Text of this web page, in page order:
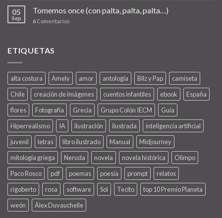
05
Sep
Tomemos once (con palta, palta, palta…)
6 Comentarios
ETIQUETAS
alta costura Amely amor antología Bilz y Pap
camiseta
Chile
creación de imágenes cuentos infantiles ebook
España
flores
Fotografía Grecia Grupo Colón IECM
Guía
Hiperrealismo
IA ilustración ilustrada
inteligencia artificial
juvenil
letras libro ilustrado Manual
Midjourney
mitología griega
Neruda novela novela histórica
Olimpo
Paco Rosco
pdf poemas poesía prompt
relatos
rigoberto
rosa software Sol Tecito
top 10 Premio Planeta
weón
Álex Duvauchelle